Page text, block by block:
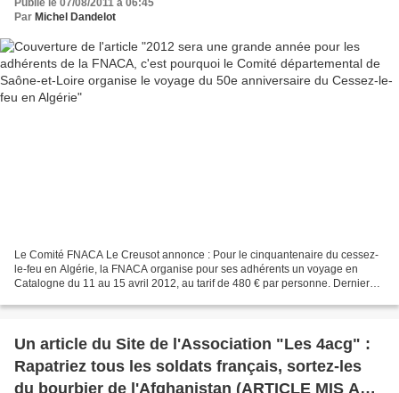
Algérie
Publié le 07/08/2011 à 06:45
Par Michel Dandelot
Le Comité FNACA Le Creusot annonce : Pour le cinquantenaire du cessez-
le-feu en Algérie, la FNACA organise pour ses adhérents un voyage en
Catalogne du 11 au 15 avril 2012, au tarif de 480 € par personne. Dernier
Un article du Site de l'Association "Les 4acg" :
Rapatriez tous les soldats français, sortez-les
du bourbier de l'Afghanistan (ARTICLE MIS A